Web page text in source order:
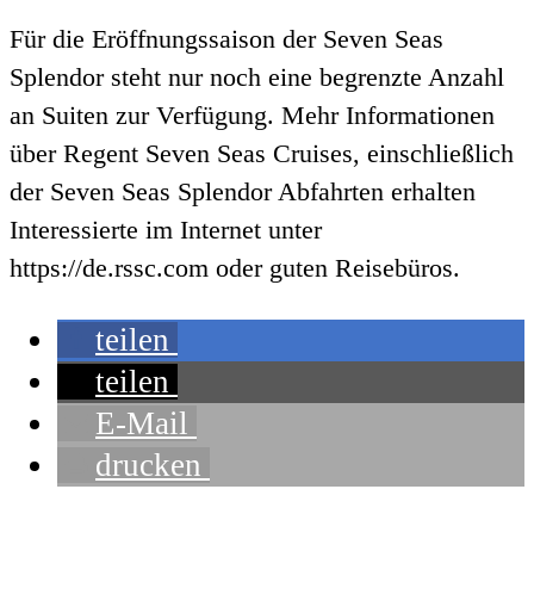
Für die Eröffnungssaison der Seven Seas
Splendor steht nur noch eine begrenzte Anzahl
an Suiten zur Verfügung. Mehr Informationen
über Regent Seven Seas Cruises, einschließlich
der Seven Seas Splendor Abfahrten erhalten
Interessierte im Internet unter
https://de.rssc.com oder guten Reisebüros.
teilen
teilen
E-Mail
drucken